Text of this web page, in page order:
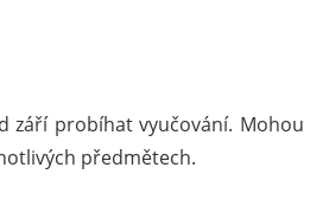
září probíhat vyučování. Mohou
předmětech.